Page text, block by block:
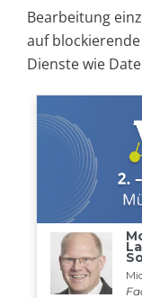
Bearbeitung
auf
Dienste wie